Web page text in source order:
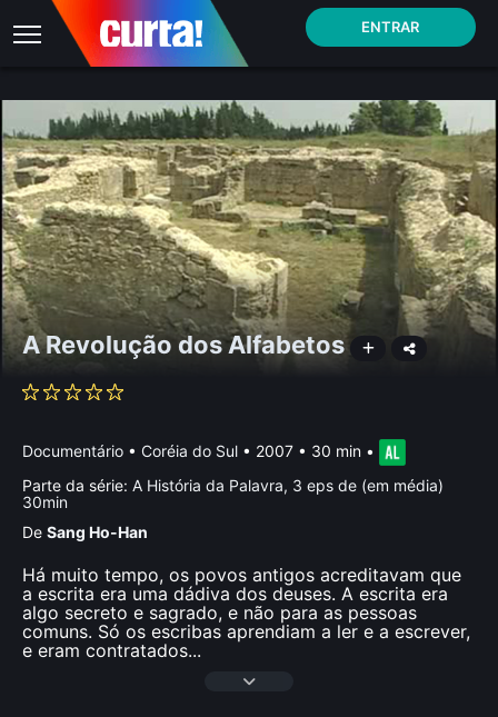
ENTRAR
A Revolução dos Alfabetos
Documentário • Coréia do Sul • 2007 • 30 min •
Parte da série: A História da Palavra, 3 eps de (em média)
30min
De Sang Ho-Han
Há muito tempo, os povos antigos acreditavam que
a escrita era uma dádiva dos deuses. A escrita era
algo secreto e sagrado, e não para as pessoas
comuns. Só os escribas aprendiam a ler e a escrever,
e eram contratados...